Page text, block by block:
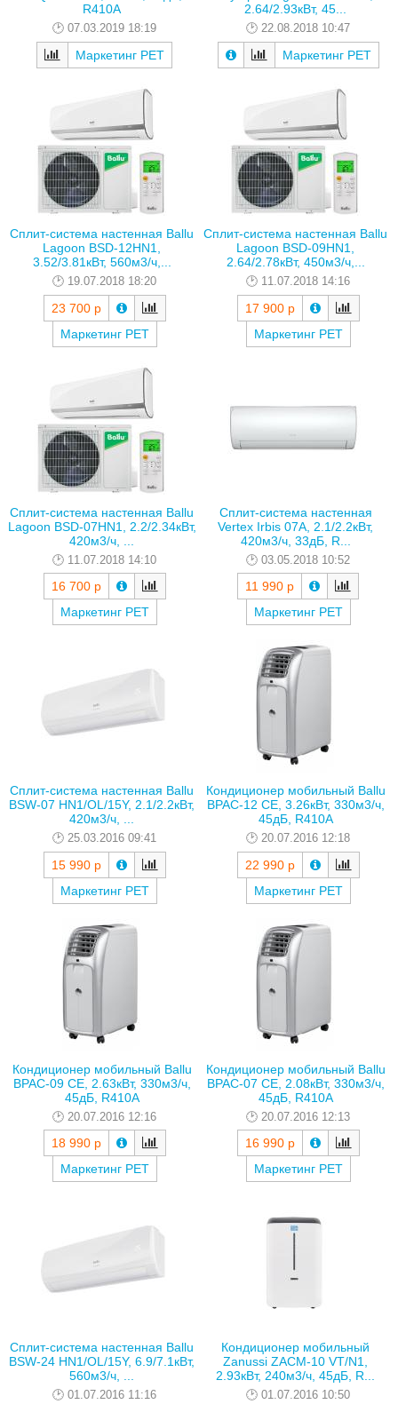
R410A
07.03.2019 18:19
Маркетинг РЕТ
2.64/2.93кВт, 45...
22.08.2018 10:47
Маркетинг РЕТ
Сплит-система настенная Ballu
Lagoon BSD-12HN1,
3.52/3.81кВт, 560м3/ч,...
19.07.2018 18:20
23 700 р
Маркетинг РЕТ
Сплит-система настенная Ballu
Lagoon BSD-09HN1,
2.64/2.78кВт, 450м3/ч,...
11.07.2018 14:16
17 900 р
Маркетинг РЕТ
Сплит-система настенная Ballu
Lagoon BSD-07HN1, 2.2/2.34кВт,
420м3/ч, ...
11.07.2018 14:10
16 700 р
Маркетинг РЕТ
Сплит-система настенная
Vertex Irbis 07A, 2.1/2.2кВт,
420м3/ч, 33дБ, R...
03.05.2018 10:52
11 990 р
Маркетинг РЕТ
Сплит-система настенная Ballu
BSW-07 HN1/OL/15Y, 2.1/2.2кВт,
420м3/ч, ...
25.03.2016 09:41
15 990 р
Маркетинг РЕТ
Кондиционер мобильный Ballu
BPAC-12 CE, 3.26кВт, 330м3/ч,
45дБ, R410A
20.07.2016 12:18
22 990 р
Маркетинг РЕТ
Кондиционер мобильный Ballu
BPAC-09 CE, 2.63кВт, 330м3/ч,
45дБ, R410A
20.07.2016 12:16
18 990 р
Маркетинг РЕТ
Кондиционер мобильный Ballu
BPAC-07 CE, 2.08кВт, 330м3/ч,
45дБ, R410A
20.07.2016 12:13
16 990 р
Маркетинг РЕТ
Сплит-система настенная Ballu
BSW-24 HN1/OL/15Y, 6.9/7.1кВт,
560м3/ч, ...
01.07.2016 11:16
Кондиционер мобильный
Zanussi ZACM-10 VT/N1,
2.93кВт, 240м3/ч, 45дБ, R...
01.07.2016 10:50